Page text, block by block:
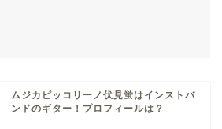
ムジカピッコリーノ伏見蛍はインストバ
ンドのギター！プロフィールは？